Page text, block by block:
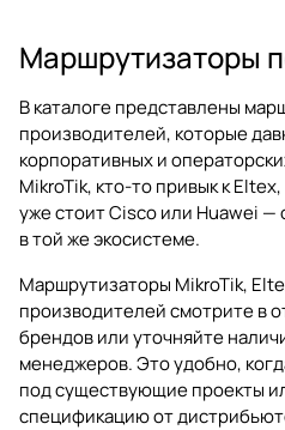
Маршрутизаторы
В каталоге представлены
производителей, которые
корпоративных и
MikroTik, кто-то привык к
уже стоит Cisco или Huawei
в той же экосистеме.
Маршрутизаторы MikroTik,
производителей смотрите в
брендов или уточняйте
менеджеров. Это удобно,
под существующие проекты
спецификацию от